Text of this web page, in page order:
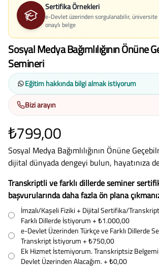
Sertifika Örnekleri
e-Devlet üzerinden sorgulanabilir, üniversite
onaylı belge
Sosyal Medya Bağımlılığının Önüne
Semineri
Eğitim hakkında bilgi almak istiyorum
Bizi arayın
₺799,00
Sosyal Medya Bağımlılığının Önüne
dijital dünyada dengeyi bulun, hayatınıza
Transkriptli ve farklı dillerde seminer
başvurularında daha fazla ön plana
İmzalı/Kaşeli Fiziki + Dijital Sertifika/
Farklı Dillerde İstiyorum+ ₺1.000,00
e-Devlet Üzerinden Türkçe ve Farklı Dillerde
Transkript İstiyorum+ ₺750,00
Ek Hizmet İstemiyorum. Transkriptsiz
Devlet Üzerinden Alacağım.+ ₺0,00